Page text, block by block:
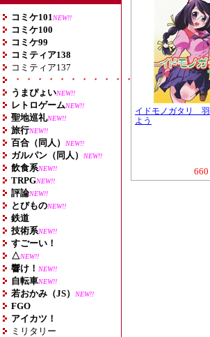
コミケ101 NEW!!
コミケ100
コミケ99
コミティア138
コミティア137
・・・・・・・・・・・・・・・・・・
うまぴょいNEW!!
レトロゲームNEW!!
聖地巡礼NEW!!
旅行NEW!!
百合（同人） NEW!!
ガルパン（同人） NEW!!
飲食系NEW!!
TRPGNEW!!
評論NEW!!
とびものNEW!!
鉄道
技術系NEW!!
すごーい！
△NEW!!
響け！ NEW!!
自転車NEW!!
若おかみ（JS） NEW!!
FGO
アイカツ！
ミリタリー
イドモノガタリ 羽
よう